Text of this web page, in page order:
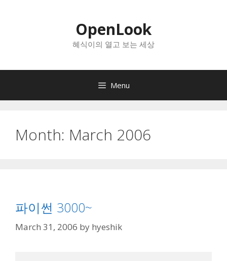
OpenLook
혜식이의 열고 보는 세상
Menu
Month: March 2006
파이썬 3000~
March 31, 2006 by hyeshik